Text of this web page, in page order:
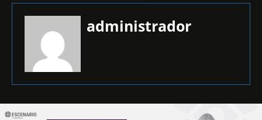
administrador